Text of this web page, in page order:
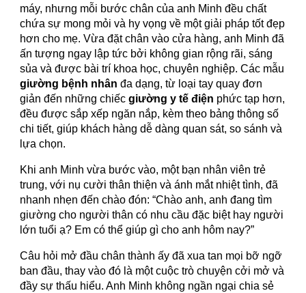
máy, nhưng mỗi bước chân của anh Minh đều chất
chứa sự mong mỏi và hy vọng về một giải pháp tốt đẹp
hơn cho mẹ. Vừa đặt chân vào cửa hàng, anh Minh đã
ấn tượng ngay lập tức bởi không gian rộng rãi, sáng
sủa và được bài trí khoa học, chuyên nghiệp. Các mẫu
giường bệnh nhân đa dạng, từ loại tay quay đơn
giản đến những chiếcgiường y tế điện phức tạp hơn,
đều được sắp xếp ngăn nắp, kèm theo bảng thông số
chi tiết, giúp khách hàng dễ dàng quan sát, so sánh và
lựa chọn.
Khi anh Minh vừa bước vào, một bạn nhân viên trẻ
trung, với nụ cười thân thiện và ánh mắt nhiệt tình, đã
nhanh nhẹn đến chào đón: “Chào anh, anh đang tìm
giường cho người thân có nhu cầu đặc biệt hay người
lớn tuổi ạ? Em có thể giúp gì cho anh hôm nay?”
Câu hỏi mở đầu chân thành ấy đã xua tan mọi bỡ ngỡ
ban đầu, thay vào đó là một cuộc trò chuyện cởi mở và
đầy sự thấu hiểu. Anh Minh không ngần ngại chia sẻ